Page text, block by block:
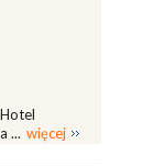
... więcej